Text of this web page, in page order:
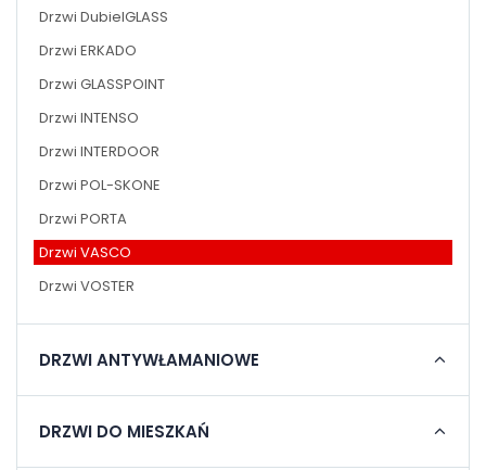
Drzwi DubielGLASS
Drzwi ERKADO
Drzwi GLASSPOINT
Drzwi INTENSO
Drzwi INTERDOOR
Drzwi POL-SKONE
Drzwi PORTA
Drzwi VASCO
Drzwi VOSTER
DRZWI ANTYWŁAMANIOWE
DRZWI DO MIESZKAŃ